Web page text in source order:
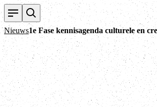
Nieuws1e Fase kennisagenda culturele en